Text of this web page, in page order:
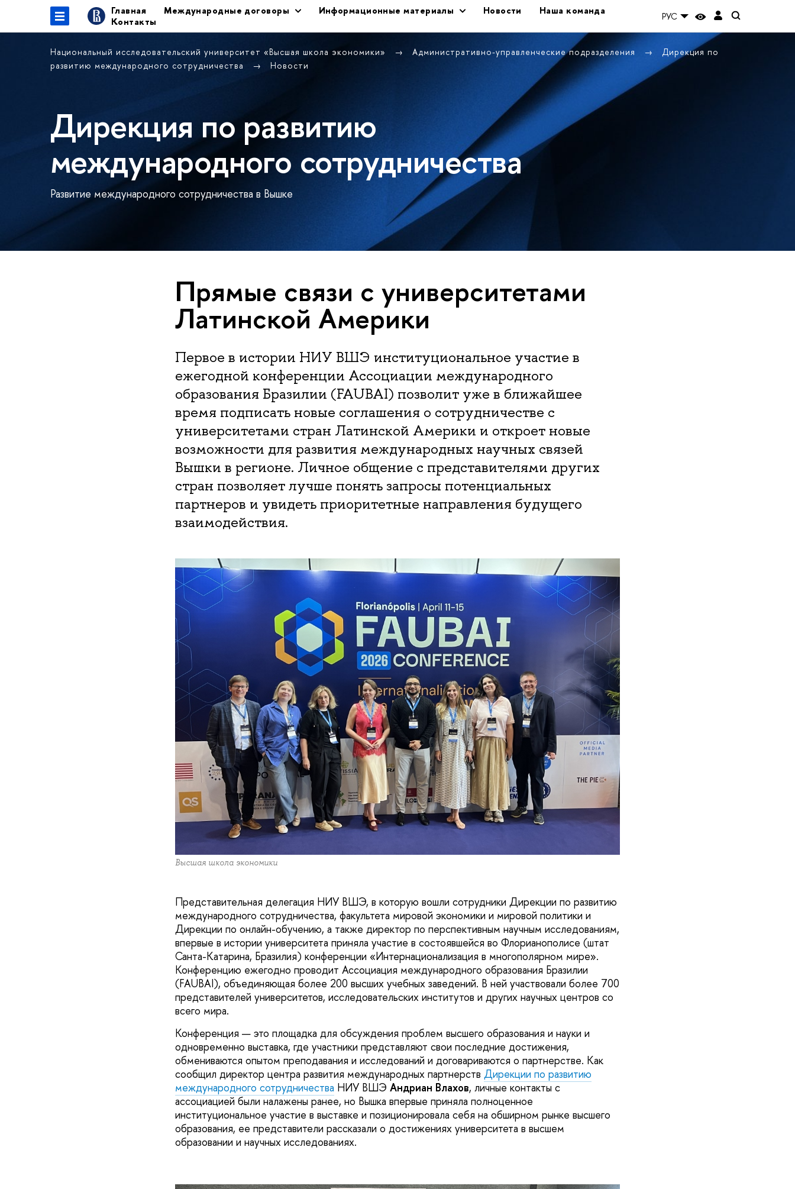
Главная Международные договоры Информационные материалы Новости
Наша команда
Контакты
РУС
Национальный исследовательский университет «Высшая школа экономики» Административно-управленческие подразделения
Дирекция по
развитию международного сотрудничества
Новости
Дирекция по развитию
международного сотрудничества
Развитие международного сотрудничества в Вышке
Прямые связи с уни­вер­си­те­та­ми
Латинской Америки
Первое в истории НИУ ВШЭ институциональное участие в
ежегодной конференции Ассоциации международного
образования Бразилии (FAUBAI) позволит уже в ближайшее
время подписать новые соглашения о сотрудничестве с
университетами стран Латинской Америки и откроет новые
возможности для развития международных научных связей
Вышки в регионе. Личное общение с представителями других
стран позволяет лучше понять запросы потенциальных
партнеров и увидеть приоритетные направления будущего
взаимодействия.
Высшая школа экономики
Представительная делегация НИУ ВШЭ, в которую вошли сотрудники Дирекции по развитию
международного сотрудничества, факультета мировой экономики и мировой политики и
Дирекции по онлайн-обучению, а также директор по перспективным научным исследованиям,
впервые в истории университета приняла участие в состоявшейся во Флорианополисе (штат
Санта-Катарина, Бразилия) конференции «Интернационализация в многополярном мире».
Конференцию ежегодно проводит Ассоциация международного образования Бразилии
(FAUBAI), объединяющая более 200 высших учебных заведений. В ней участвовали более 700
представителей университетов, исследовательских институтов и других научных центров со
всего мира.
Конференция — это площадка для обсуждения проблем высшего образования и науки и
одновременно выставка, где участники представляют свои последние достижения,
обмениваются опытом преподавания и исследований и договариваются о партнерстве. Как
сообщил директор центра развития международных партнерств Дирекции по развитию
международного сотрудничества НИУ ВШЭ Андриан Влахов, личные контакты с
ассоциацией были налажены ранее, но Вышка впервые приняла полноценное
институциональное участие в выставке и позиционировала себя на обширном рынке высшего
образования, ее представители рассказали о достижениях университета в высшем
образовании и научных исследованиях.